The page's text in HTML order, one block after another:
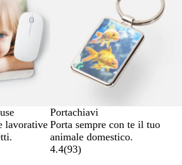
lavorative
Portachiavi
Porta sempre con te il tuo
animale domestico.
4.4(93)